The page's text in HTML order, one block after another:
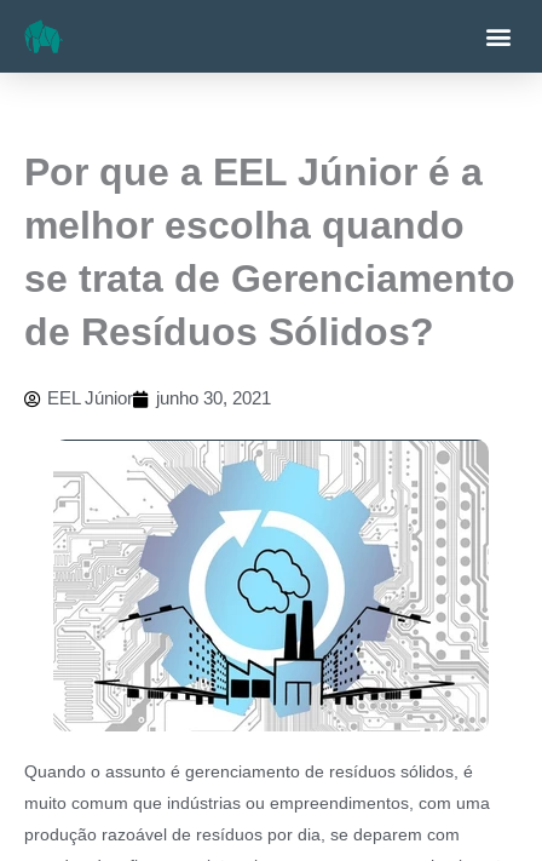
para
Por que a EEL Júnior é a
melhor escolha quando
se trata de Gerenciamento
de Resíduos Sólidos?
EEL Júnior junho 30, 2021
Quando o assunto é gerenciamento de resíduos sólidos, é
muito comum que indústrias ou empreendimentos, com uma
produção razoável de resíduos por dia, se deparem com